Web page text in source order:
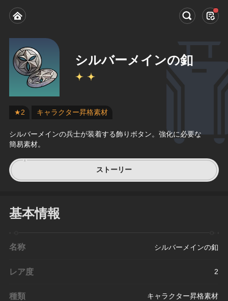
シルバーメインの釦
★2 キャラクター昇格素材
シルバーメインの兵士が装着する飾りボタン。強化に必要な
簡易素材。
ストーリー
基本情報
名称 シルバーメインの釦
レア度 2
種類
キャラクター昇格素材